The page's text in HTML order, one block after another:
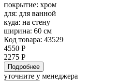
покрытие: хром
для: для ванной
куда: на стену
ширина: 60 см
Код товара: 43529
4550 Р
2275 Р
Подробнее
уточните у менеджера